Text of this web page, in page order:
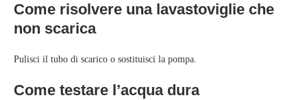
Come risolvere una lavastoviglie che
non scarica
Pulisci il tubo di scarico o sostituisci la pompa.
Come testare l’acqua dura